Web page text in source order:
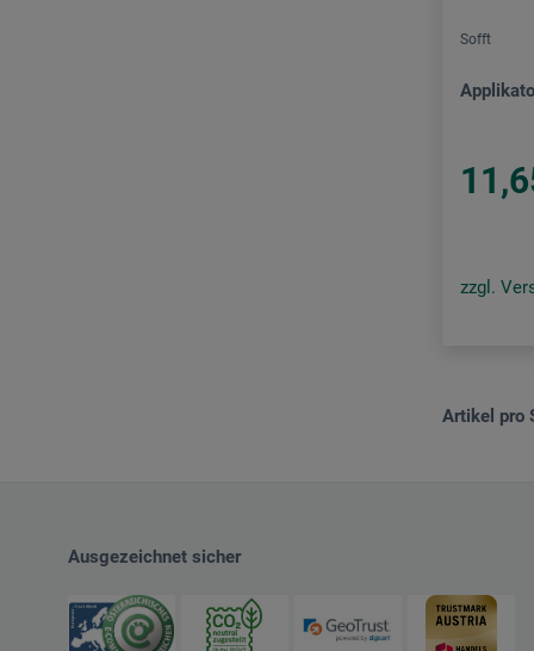
Sofft
zzgl.
Artikel pro
Ausgezeichnet sicher